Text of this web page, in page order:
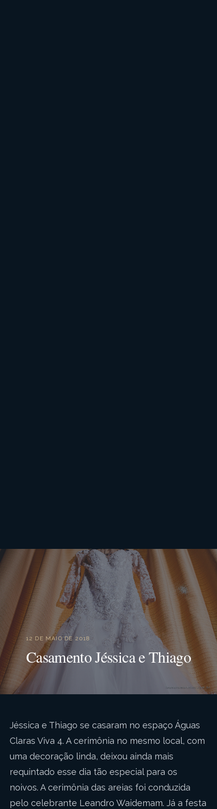
12 DE MAIO DE 2018
Casamento Jéssica e Thiago
Jéssica e Thiago se casaram no espaço Águas
Claras Viva 4. A cerimônia no mesmo local, com
uma decoração linda, deixou ainda mais
requintado esse dia tão especial para os
noivos. A cerimônia das areias foi conduzida
pelo celebrante Leandro Waidemam. Já a festa